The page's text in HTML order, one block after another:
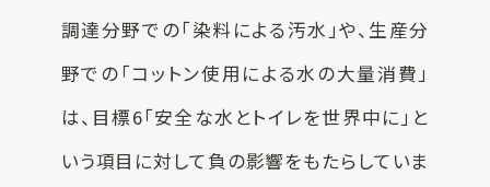
調達分野での「染料による汚水」や、生産分
野での「コットン使用による水の大量消費」
は、目標6「安全な水とトイレを世界中に」と
いう項目に対して負の影響をもたらしていま